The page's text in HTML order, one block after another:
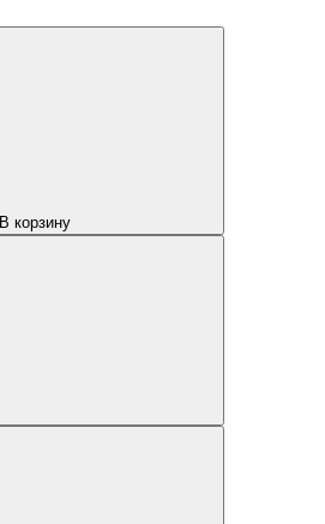
В корзину